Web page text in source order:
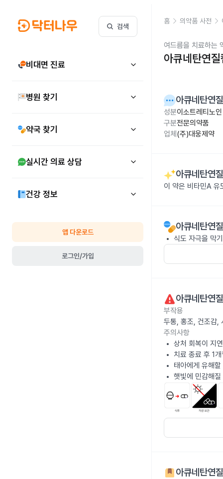
검색
비대면 진료
병원 찾기
약국 찾기
실시간 의료 상담
건강 정보
앱 다운로드
로그인/가입
홈 의약품 사전
여드름을 치료하는
아큐네탄연
아큐네탄연
성분이소트레티노
구분전문의약품
업체 (주)대웅제약
아큐네탄연
이 약은 비타민A 유
아큐네탄연
식도 자극을 막
아큐네탄연
부작용
두통, 홍조, 건조감,
주의사항
상처 회복이 지
치료 종료 후 1
태아에게 유해
햇빛에 민감해
아큐네탄연